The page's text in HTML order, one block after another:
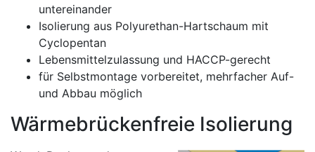
untereinander
Isolierung aus Polyurethan-Hartschaum mit
Cyclopentan
Lebensmittelzulassung und HACCP-gerecht
für Selbstmontage vorbereitet, mehrfacher Auf-
und Abbau möglich
Wärmebrückenfreie Isolierung